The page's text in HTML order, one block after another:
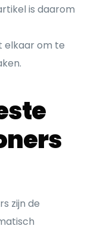
is daarom
elkaar om te
zijn de